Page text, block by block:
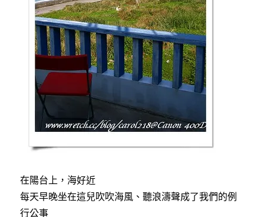
在陽台上，海好近
每天早晚坐在這兒吹吹海風、聽浪濤聲成了我們的例
行公事